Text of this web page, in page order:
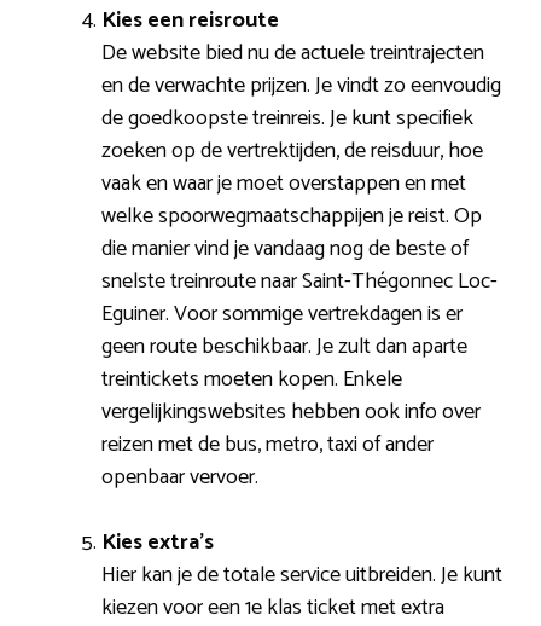
Kies een reisroute
De website bied nu de actuele treintrajecten
en de verwachte prijzen. Je vindt zo eenvoudig
de goedkoopste treinreis. Je kunt specifiek
zoeken op de vertrektijden, de reisduur, hoe
vaak en waar je moet overstappen en met
welke spoorwegmaatschappijen je reist. Op
die manier vind je vandaag nog de beste of
snelste treinroute naar Saint-Thégonnec Loc-
Eguiner. Voor sommige vertrekdagen is er
geen route beschikbaar. Je zult dan aparte
treintickets moeten kopen. Enkele
vergelijkingswebsites hebben ook info over
reizen met de bus, metro, taxi of ander
openbaar vervoer.
Kies extra’s
Hier kan je de totale service uitbreiden. Je kunt
kiezen voor een 1e klas ticket met extra